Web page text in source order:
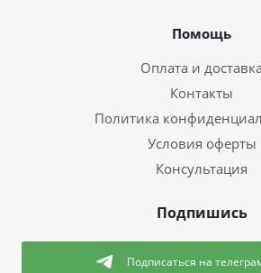
Помощь
Оплата и доставка
Контакты
Политика
Условия оферты
Консультация
Подпишись
Подписаться на